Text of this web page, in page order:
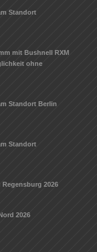
Standort
mit Bushnell RXM
ohne
Standort Berlin
Standort
2026
2026